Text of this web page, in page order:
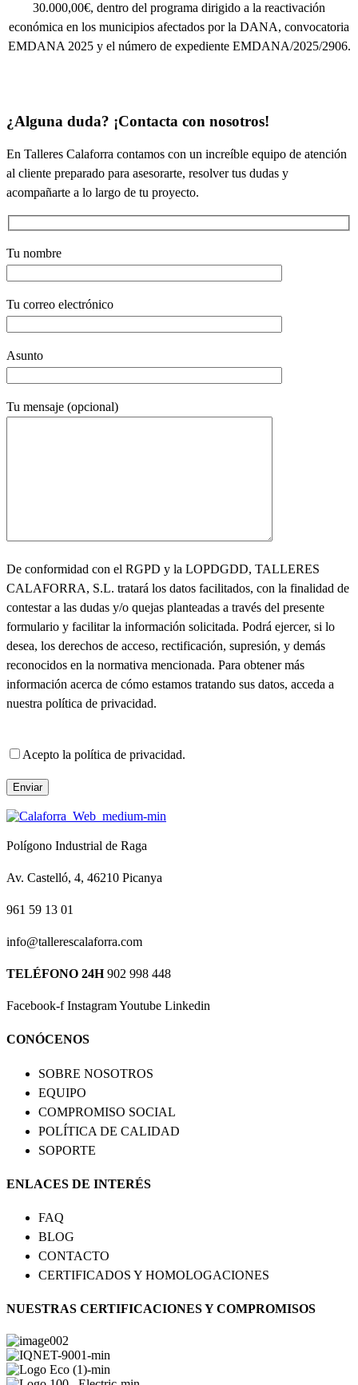
30.000,00€, dentro del programa dirigido a la reactivación
económica en los municipios afectados por la DANA, convocatoria
EMDANA 2025 y el número de expediente EMDANA/2025/2906.
¿Alguna duda? ¡Contacta con nosotros!
En Talleres Calaforra contamos con un increíble equipo de atención
al cliente preparado para asesorarte, resolver tus dudas y
acompañarte a lo largo de tu proyecto.
Tu nombre
Tu correo electrónico
Asunto
Tu mensaje (opcional)
De conformidad con el RGPD y la LOPDGDD, TALLERES
CALAFORRA, S.L. tratará los datos facilitados, con la finalidad de
contestar a las dudas y/o quejas planteadas a través del presente
formulario y facilitar la información solicitada. Podrá ejercer, si lo
desea, los derechos de acceso, rectificación, supresión, y demás
reconocidos en la normativa mencionada. Para obtener más
información acerca de cómo estamos tratando sus datos, acceda a
nuestra política de privacidad.
Acepto la política de privacidad.
Polígono Industrial de Raga
Av. Castelló, 4, 46210 Picanya
961 59 13 01
info@tallerescalaforra.com
TELÉFONO 24H902 998 448
Facebook-f InstagramYoutube Linkedin
CONÓCENOS
SOBRE NOSOTROS
EQUIPO
COMPROMISO SOCIAL
POLÍTICA DE CALIDAD
SOPORTE
ENLACES DE INTERÉS
FAQ
BLOG
CONTACTO
CERTIFICADOS Y HOMOLOGACIONES
NUESTRAS CERTIFICACIONES Y COMPROMISOS